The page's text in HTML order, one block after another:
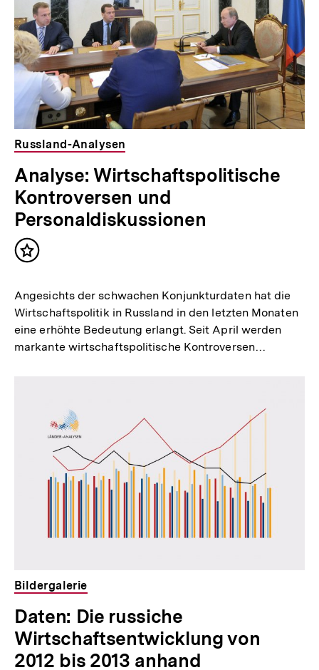
Russland-Analysen
Analyse: Wirtschaftspolitische
Kontroversen und
Personaldiskussionen
Inhalt
Angesichts der schwachen Konjunkturdaten hat die
Wirtschaftspolitik in Russland in den letzten Monaten
eine erhöhte Bedeutung erlangt. Seit April werden
markante wirtschaftspolitische Kontroversen…
Bildergalerie
Daten: Die russiche
Wirtschaftsentwicklung von
2012 bis 2013 anhand